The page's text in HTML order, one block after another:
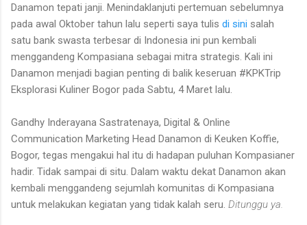
Danamon tepati janji. Menindaklanjuti pertemuan sebelumnya
pada awal Oktober tahun lalu seperti saya tulis di sini salah
satu bank swasta terbesar di Indonesia ini pun kembali
menggandeng Kompasiana sebagai mitra strategis. Kali ini
Danamon menjadi bagian penting di balik keseruan #KPKTrip
Eksplorasi Kuliner Bogor pada Sabtu, 4 Maret lalu.
Gandhy Inderayana Sastratenaya, Digital & Online
Communication Marketing Head Danamon di Keuken Koffie,
Bogor, tegas mengakui hal itu di hadapan puluhan Kompasianer
hadir. Tidak sampai di situ. Dalam waktu dekat Danamon akan
kembali menggandeng sejumlah komunitas di Kompasiana
untuk melakukan kegiatan yang tidak kalah seru. Ditunggu ya.